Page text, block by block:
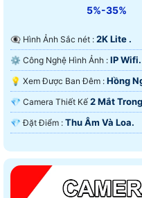
5%-35%
👁️‍🗨 Hình Ảnh Sắc nét : 2K Lite .
⚙ Công Nghệ Hình Ảnh : IP Wifi.
💡 Xem Được Ban Đêm : Hồng
💎 Camera Thiết Kế 2 Mắt
️💎 Đặt Điểm : Thu Âm Và Loa.